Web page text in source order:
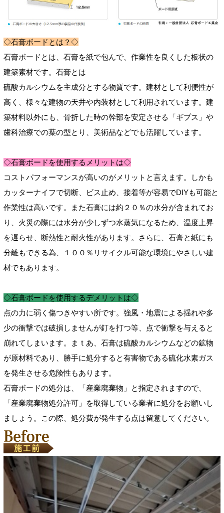
◇石膏ボードとは？◇
石膏ボードとは、石膏を紙で包んで、作業性を良くした板状の
建築素材です。石膏とは
硫酸カルシウムを主成分とする物質です。建材として利便性が
高く、様々な建物の天井や内装材として利用されています。建
築材料以外にも、骨折した時の幹部を安定させる「ギプス」や
歯科治療での葉の型とり、美術品などでも活躍しています。
◇石膏ボードを使用するメリットは◇
コストパフォーマンスが高いのがメリットと言えます。しかも
カッターナイフで切断、ビス止め、接着等が容易でDIYも可能と
作業性は高いです。また石膏には約２０％の水分が含まれてお
り、火災の際には水分が少しずつ水蒸気になるため、温度上昇
を遅らせ、断熱性と耐火性があります。さらに、石膏と紙にも
分離もできる為、１００％リサイクル可能な環境にやさしい建
材でもあります。
◇石膏ボードを使用するデメリットは◇
点の力に弱く傷つきやすい所です。強風・地震による揺れや多
少の衝撃では破損しませんが釘を打つ等、点で衝撃を与えると
崩れてしまいます。まｔあ、石膏は硫酸カルシウムなどの鉱物
が原材料であり、勝手に処分すると有害物である硫化水素ガス
を発生させる危険性もあります。
石膏ボードの処分は、「産業廃棄物」と指定されますので、
「産業廃棄物処分許可」を取得している業者に処分をお願いし
ましょう。この際、処分費が発生する点は留意してください。